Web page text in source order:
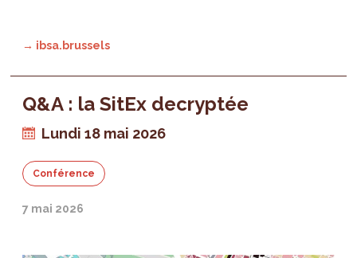
→ ibsa.brussels
Q&A : la SitEx decryptée
Lundi 18 mai 2026
Conférence
7 mai 2026